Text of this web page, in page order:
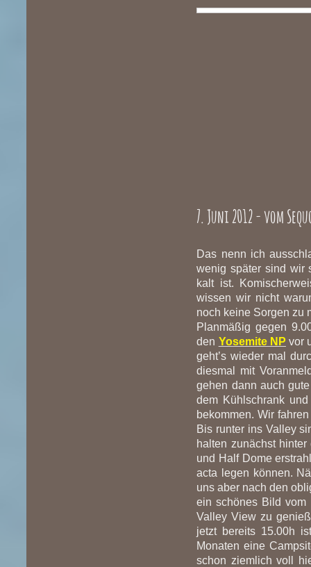
7. Juni 2012 - vom
Das nenn ich
wenig später sind wir
kalt ist.
wissen wir nicht
noch keine Sorgen zu
Planmäßig gegen
den Yosemite NP vor
geht’s wieder mal
diesmal mit
gehen dann auch
dem Kühlschrank
bekommen. Wir
Bis runter ins Valley
halten zunächst
und Half Dome
acta legen können.
uns aber nach den
ein schönes Bild vom
Valley View zu
jetzt bereits 15.00h
Monaten eine
schon ziemlich voll